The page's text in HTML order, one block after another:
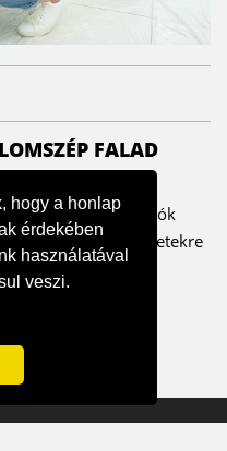
hogy a honlap
érdekében
használatával
veszi.
FALAD
ezáltal pedig a lakók
a részletekre
is ki lehet...